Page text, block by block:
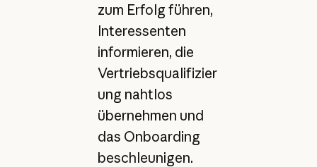
zum Erfolg führen,
Interessenten
informieren, die
Vertriebsqualifizier
ung nahtlos
übernehmen und
das Onboarding
beschleunigen.